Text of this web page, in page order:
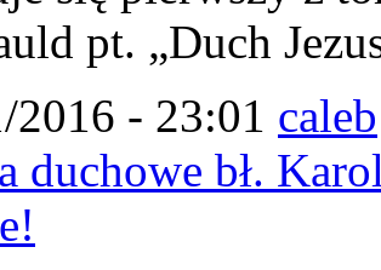
pt. „Duch
2016 - 23:01 caleb
duchowe bł.